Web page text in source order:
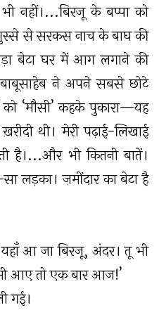
नहीं।...बिरजू के बप्पा को
से सरकस नाच के बाघ की
बेटा घर में आग लगाने की
ने अपने सबसे छोटे
‘मौसी’ कहके पुकारा—यह
थी। मेरी पढ़ाई-लिखाई
है।...और भी कितनी बातें।
सा लड़का। ज़मींदार का बेटा है
यहाँ आ जा बिरजू, अंदर। तू भी
आए तो एक बार आज!’
गई।